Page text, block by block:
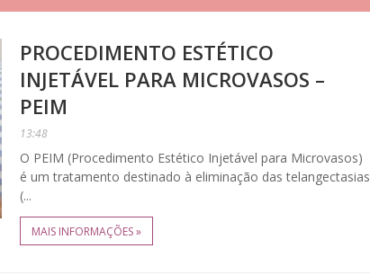
PROCEDIMENTO ESTÉTICO
INJETÁVEL PARA MICROVASOS –
PEIM
13:48
O PEIM (Procedimento Estético Injetável para Microvasos)
é um tratamento destinado à eliminação das telangectasias
(...
MAIS INFORMAÇÕES »